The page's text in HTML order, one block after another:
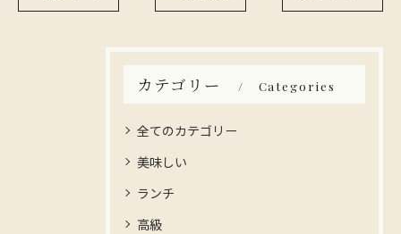
カテゴリー Categories
全てのカテゴリー
美味しい
ランチ
高級